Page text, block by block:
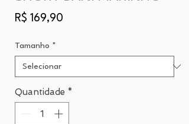
R$ 169,90
Tamanho *
Quantidade *